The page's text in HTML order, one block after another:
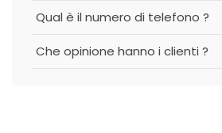
Qual è il numero di telefono ?
Che opinione hanno i clienti ?